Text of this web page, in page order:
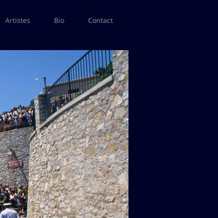
Artistes Bio Contact